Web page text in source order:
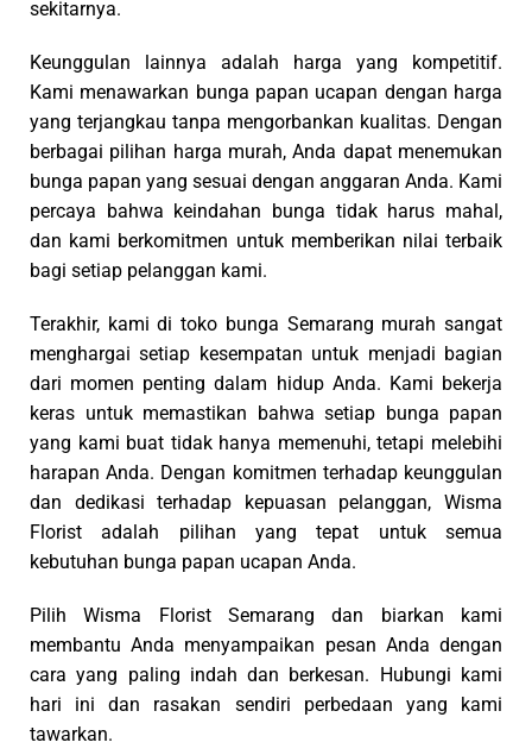
percaya bahwa keindahan bunga tidak harus mahal,
bagi setiap pelanggan kami.
Terakhir, kami di toko bunga Semarang murah sangat
menghargai setiap kesempatan untuk menjadi bagian
dari momen penting dalam hidup Anda. Kami bekerja
keras untuk memastikan bahwa setiap bunga papan
yang kami buat tidak hanya memenuhi, tetapi melebihi
harapan Anda. Dengan komitmen terhadap keunggulan
Florist adalah pilihan yang tepat untuk semua
kebutuhan bunga papan ucapan Anda.
Pilih Wisma Florist Semarang dan biarkan kami
membantu Anda menyampaikan pesan Anda dengan
cara yang paling indah dan berkesan. Hubungi kami
hari ini dan rasakan sendiri perbedaan yang kami
tawarkan.
Berikut adalah daftar wilayah cakupan pengiriman
karangan bunga Wisma Florist Semarang
Kecamatan Kecamatan Kecamatan Kecamatan